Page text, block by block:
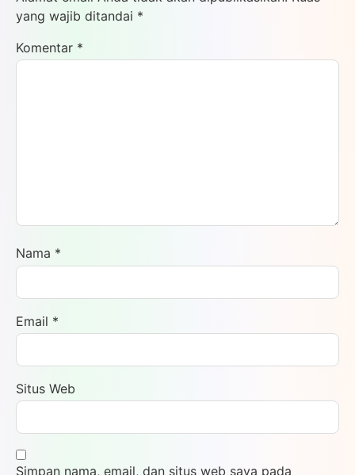
yang wajib ditandai *
Komentar *
Nama *
Email *
Situs Web
Simpan nama, email, dan situs web saya pada